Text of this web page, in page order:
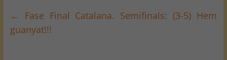
←
Fase Final Catalana. Semifinals: (3-5) Hem
guanyat!!!